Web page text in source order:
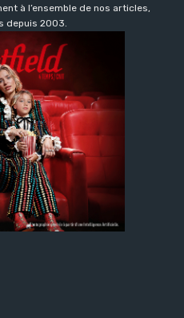
à l’ensemble de nos articles,
depuis 2003.